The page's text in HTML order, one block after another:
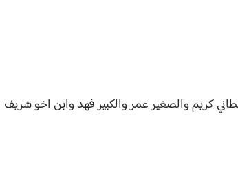
كريم والصغير عمر والكبير فهد وابن اخو